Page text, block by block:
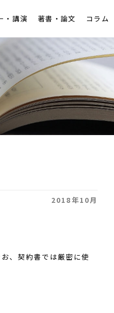
労働 知的財産
・講演 著書・論文 コラム
2018年10月
、契約書では厳密に使